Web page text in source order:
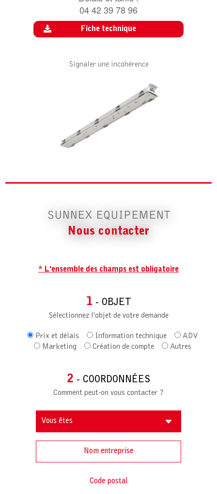
04 42 39 78 96
Fiche technique
Signaler une incohérence
SUNNEX EQUIPEMENT
Nous contacter
* L'ensemble des champs est obligatoire
1 - OBJET
Sélectionnez l'objet de votre demande
Prix et délais Information technique
ADV
Marketing
Création de compte Autres
2 - COORDONNÉES
Comment peut-on vous contacter ?